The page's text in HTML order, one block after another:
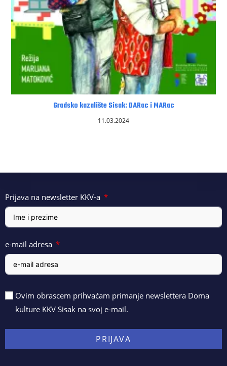
Gradsko kazalište Sisak: DARac i MARac
11.03.2024
Prijava na newsletter KKV-a
e-mail adresa
Ovim obrascem prihvaćam primanje newslettera Doma
kulture KKV Sisak na svoj e-mail.
PRIJAVA